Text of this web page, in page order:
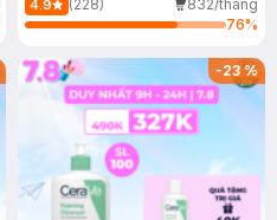
4.9 (228)
832/tháng
76%
-23%